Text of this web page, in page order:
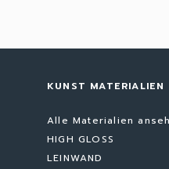
KUNST MATERIALIEN
Alle Materialien
HIGH GLOSS
LEINWAND